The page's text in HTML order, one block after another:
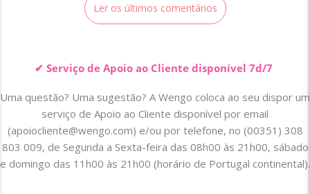
Ler os últimos comentários
✔ Serviço de Apoio ao Cliente disponível 7d/7
Uma questão? Uma sugestão? A Wengo coloca ao seu dispor um
serviço de Apoio ao Cliente disponível por email
(apoiocliente@wengo.com) e/ou por telefone, no (00351) 308
803 009, de Segunda a Sexta-feira das 08h00 às 21h00, sábado
e domingo das 11h00 às 21h00 (horário de Portugal continental).